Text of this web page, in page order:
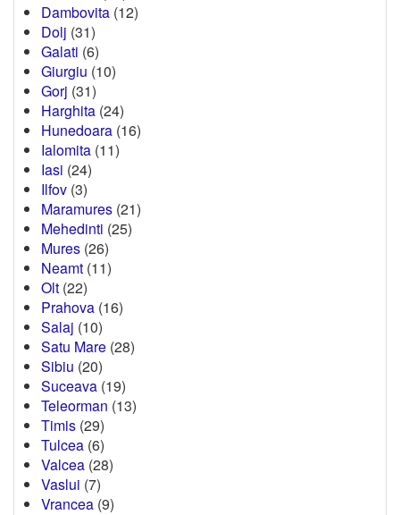
Dambovita (12)
Dolj (31)
Galati (6)
Giurgiu (10)
Gorj (31)
Harghita (24)
Hunedoara (16)
Ialomita (11)
Iasi (24)
Ilfov (3)
Maramures (21)
Mehedinti (25)
Mures (26)
Neamt (11)
Olt (22)
Prahova (16)
Salaj (10)
Satu Mare (28)
Sibiu (20)
Suceava (19)
Teleorman (13)
Timis (29)
Tulcea (6)
Valcea (28)
Vaslui (7)
Vrancea (9)